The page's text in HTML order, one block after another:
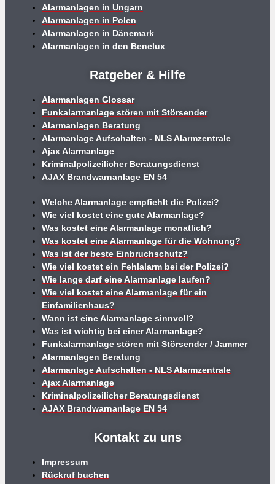
Alarmanlagen in Ungarn
Alarmanlagen in Polen
Alarmanlagen in Dänemark
Alarmanlagen in den Benelux
Ratgeber & Hilfe
Alarmanlagen Glossar
Funkalarmanlage stören mit Störsender
Alarmanlagen Beratung
Alarmanlage Aufschalten - NLS Alarmzentrale
Ajax Alarmanlage
Kriminalpolizeilicher Beratungsdienst
AJAX Brandwarnanlage EN 54
Welche Alarmanlage empfiehlt die Polizei?
Wie viel kostet eine gute Alarmanlage?
Was kostet eine Alarmanlage monatlich?
Was kostet eine Alarmanlage für die Wohnung?
Was ist der beste Einbruchschutz?
Wie viel kostet ein Fehlalarm bei der Polizei?
Wie lange darf eine Alarmanlage laufen?
Wie viel kostet eine Alarmanlage für ein
Einfamilienhaus?
Wann ist eine Alarmanlage sinnvoll?
Was ist wichtig bei einer Alarmanlage?
Funkalarmanlage stören mit Störsender / Jammer
Alarmanlagen Beratung
Alarmanlage Aufschalten - NLS Alarmzentrale
Ajax Alarmanlage
Kriminalpolizeilicher Beratungsdienst
AJAX Brandwarnanlage EN 54
Kontakt zu uns
Impressum
Rückruf buchen